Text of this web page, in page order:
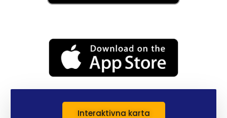
Interaktivna karta